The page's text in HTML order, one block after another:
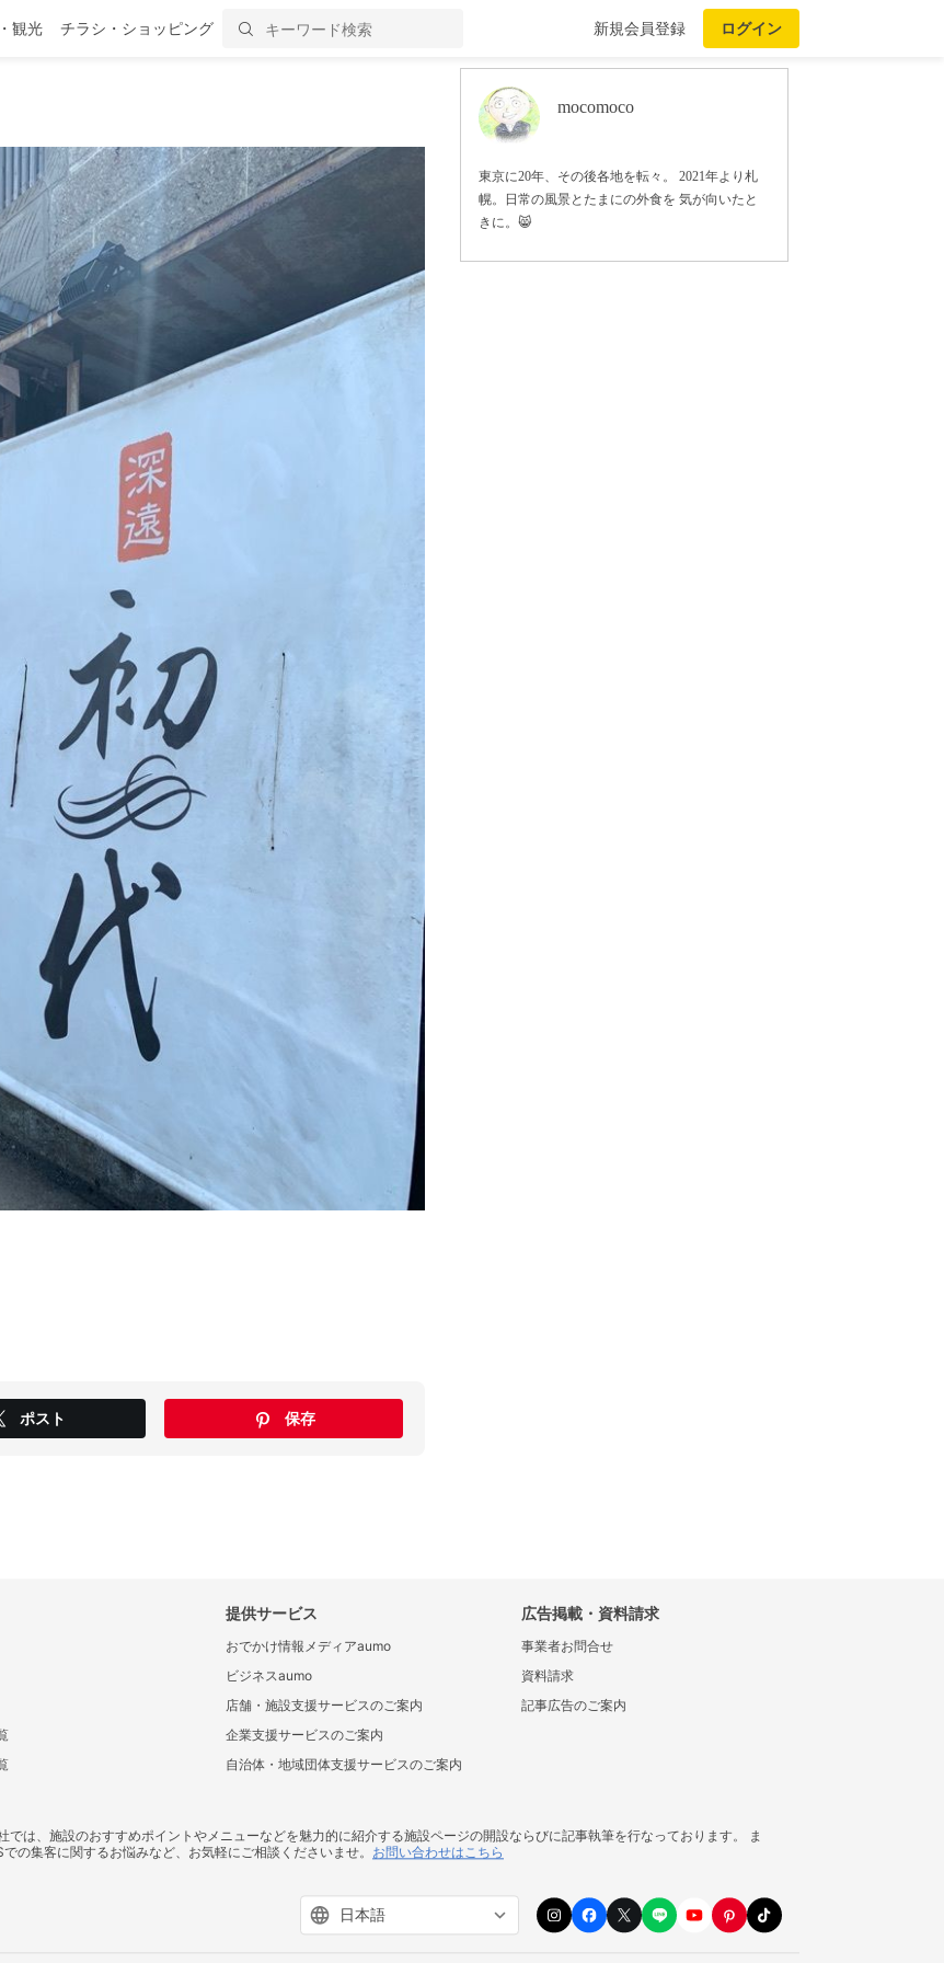
観光 チラシ・ショッピング 新規会員登録 ログイン
ポスト 保存
mocomoco
東京に20年、その後各地を転々。 2021年より札
幌。日常の風景とたまにの外食を 気が向いたと
きに。😸
提供サービス
おでかけ情報メディアaumo
ビジネスaumo
店舗・施設支援サービスのご案内
企業支援サービスのご案内
自治体・地域団体支援サービスのご案内
広告掲載・資料請求
事業者お問合せ
資料請求
記事広告のご案内
は、施設のおすすめポイントやメニューなどを魅力的に紹介する施設ページの開設ならびに記事執筆を行なっております。 ま
の集客に関するお悩みなど、お気軽にご相談くださいませ。 お問い合わせはこちら